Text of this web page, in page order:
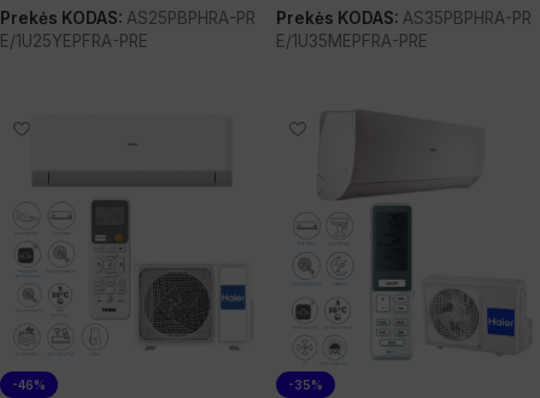
Prekės KODAS: AS25PBPHRA-PR
E/1U25YEPFRA-PRE
Prekės KODAS: AS35PBPHRA-PR
E/1U35MEPFRA-PRE
-46%
-35%